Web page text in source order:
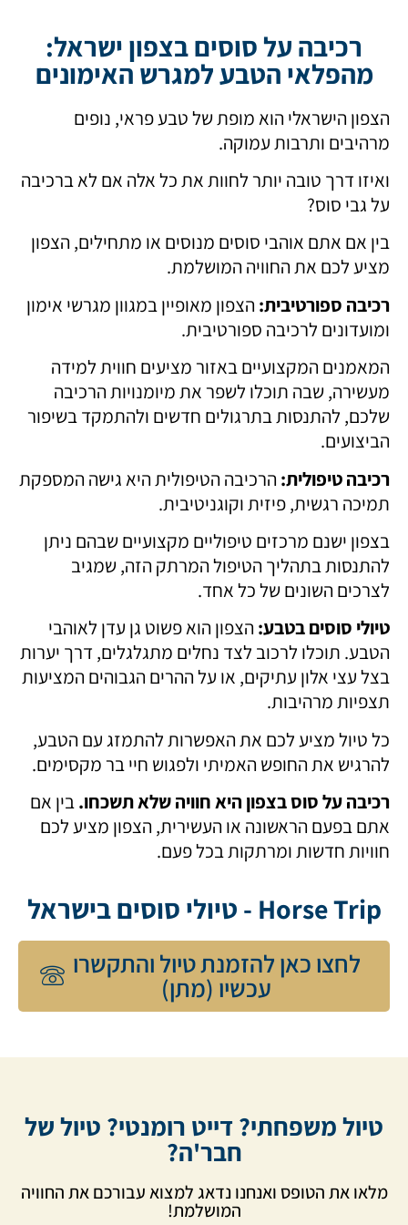
רכיבה על סוסים בצפון​
רכיבה על סוסים בצפון ישראל:
מהפלאי הטבע למגרש האימונים
הצפון הישראלי הוא מופת של טבע פראי, נופים
מרהיבים ותרבות עמוקה.
ואיזו דרך טובה יותר לחוות את כל אלה אם לא ברכיבה
על גבי סוס?
בין אם אתם אוהבי סוסים מנוסים או מתחילים, הצפון
מציע לכם את החוויה המושלמת.
רכיבה ספורטיבית: הצפון מאופיין במגוון מגרשי אימון
ומועדונים לרכיבה ספורטיבית.
המאמנים המקצועיים באזור מציעים חווית למידה
מעשירה, שבה תוכלו לשפר את מיומנויות הרכיבה
שלכם, להתנסות בתרגולים חדשים ולהתמקד בשיפור
הביצועים.
רכיבה טיפולית: הרכיבה הטיפולית היא גישה המספקת
תמיכה רגשית, פיזית וקוגניטיבית.
בצפון ישנם מרכזים טיפוליים מקצועיים שבהם ניתן
להתנסות בתהליך הטיפול המרתק הזה, שמגיב
לצרכים השונים של כל אחד.
טיולי סוסים בטבע: הצפון הוא פשוט גן עדן לאוהבי
הטבע. תוכלו לרכוב לצד נחלים מתגלגלים, דרך יערות
בצל עצי אלון עתיקים, או על ההרים הגבוהים המציעות
תצפיות מרהיבות.
כל טיול מציע לכם את האפשרות להתמזג עם הטבע,
להרגיש את החופש האמיתי ולפגוש חיי בר מקסימים.
רכיבה על סוס בצפון היא חוויה שלא תשכחו.בין אם
אתם בפעם הראשונה או העשירית, הצפון מציע לכם
חוויות חדשות ומרתקות בכל פעם.
Horse Trip - טיולי סוסים בישראל
לחצו כאן להזמנת טיול והתקשרו
עכשיו (מתן)
טיול משפחתי? דייט רומנטי? טיול של
חבר'ה?
מלאו את הטופס ואנחנו נדאג למצוא עבורכם את החוויה
המושלמת!